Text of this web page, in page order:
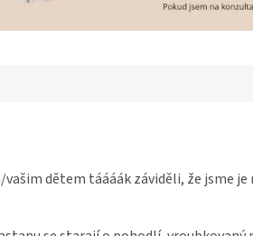
dětem táááák záviděli, že jsme